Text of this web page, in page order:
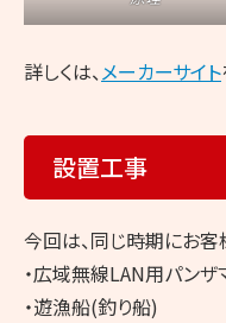
詳しくは、メーカーサイト
設置工事
今回は、同じ時期にお
・広域無線LAN用パンザ
・遊漁船(釣り船)